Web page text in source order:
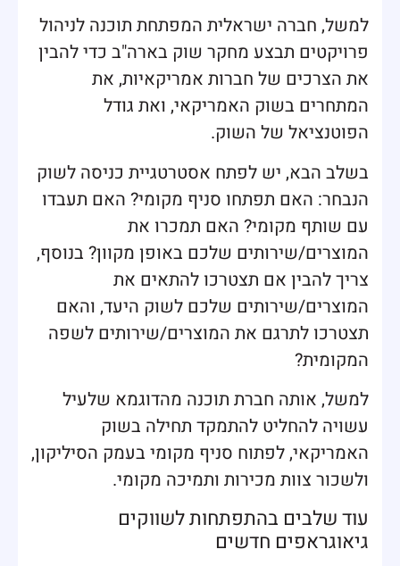
למשל, חברה ישראלית המפתחת תוכנה לניהול
פרויקטים תבצע מחקר שוק בארה"ב כדי להבין
את הצרכים של חברות אמריקאיות, את
המתחרים בשוק האמריקאי, ואת גודל
הפוטנציאל של השוק.
בשלב הבא, יש לפתח אסטרטגיית כניסה לשוק
הנבחר: האם תפתחו סניף מקומי? האם תעבדו
עם שותף מקומי? האם תמכרו את
המוצרים/שירותים שלכם באופן מקוון? בנוסף,
צריך להבין אם תצטרכו להתאים את
המוצרים/שירותים שלכם לשוק היעד, והאם
תצטרכו לתרגם את המוצרים/שירותים לשפה
המקומית?
למשל, אותה חברת תוכנה מהדוגמא שלעיל
עשויה להחליט להתמקד תחילה בשוק
האמריקאי, לפתוח סניף מקומי בעמק הסיליקון,
ולשכור צוות מכירות ותמיכה מקומי.
עוד שלבים בהתפתחות לשווקים
גיאוגראפים חדשים